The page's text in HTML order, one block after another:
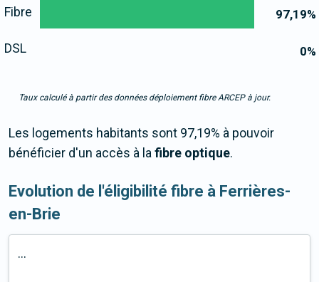
97,19%
0%
Fibre
DSL
Taux calculé à partir des données déploiement fibre ARCEP à jour.
Les logements habitants sont 97,19% à pouvoir
bénéficier d'un accès à lafibre optique.
Evolution de l'éligibilité fibre à Ferrières-
en-Brie
...